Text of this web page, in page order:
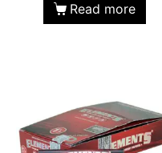
Read more